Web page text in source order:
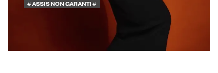
# ASSIS NON GARANTI #